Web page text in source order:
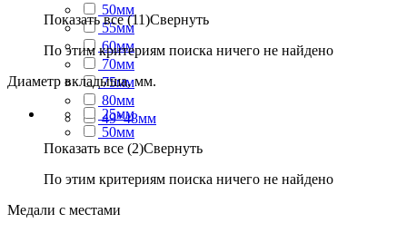
50мм
55мм
60мм
70мм
75мм
80мм
49*48мм
Показать все (11)Свернуть
По этим критериям поиска ничего не найдено
Диаметр вкладыша, мм.
25мм
50мм
Показать все (2)Свернуть
По этим критериям поиска ничего не найдено
Медали с местами